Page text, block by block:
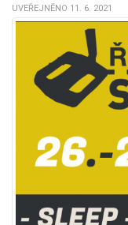
UVEŘEJNĚNO 11. 6. 2021